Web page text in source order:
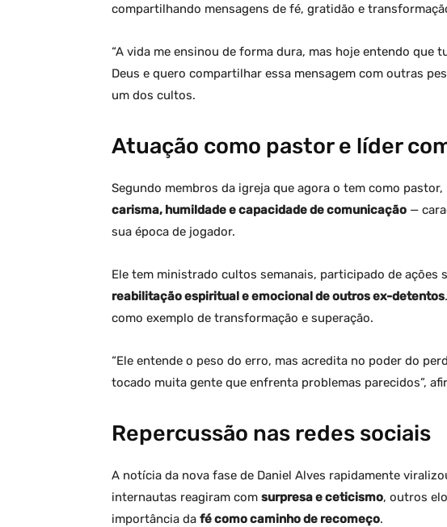
compartilhando mensagens de fé, gratidão e
“A vida me ensinou de forma dura, mas hoje entendo que
Deus e quero compartilhar essa mensagem com outras
um dos cultos.
Atuação como pastor e líder
Segundo membros da igreja que agora o tem como
carisma, humildade e capacidade de comunicação —
sua época de jogador.
Ele tem ministrado cultos semanais, participado de ações
reabilitação espiritual e emocional de outros ex-detentos
como exemplo de transformação e superação.
“Ele entende o peso do erro, mas acredita no poder do
tocado muita gente que enfrenta problemas parecidos”,
Repercussão nas redes sociais
A notícia da nova fase de Daniel Alves rapidamente
internautas reagiram com surpresa e ceticismo, outros
importância da fé como caminho de recomeço.